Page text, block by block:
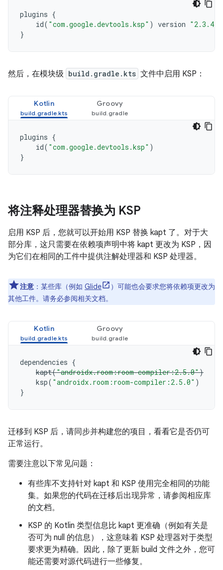
plugins {
id( "com.google.devtools.ksp" ) version "2.3.4"
}
然后，在模块级 build.gradle.kts 文件中启用 KSP：
Kotlin Groovy
plugins {
id( "com.google.devtools.ksp" )
}
将注释处理器替换为 KSP
启用 KSP 后，您就可以开始用 KSP 替换 kapt 了。对于大
部分库，这只需要在依赖项声明中将 kapt 更改为 KSP，因
为它们在相同的工件中提供注解处理器和 KSP 处理器。
注意 ：某些库（例如 Glide
）可能也会要求您将依赖项更改为
其他工件。请务必参阅相关文档。
Kotlin Groovy
dependencies {
kapt("androidx.room:room-compiler:2.5.0")
ksp( "androidx.room:room-compiler:2.5.0" )
}
迁移到 KSP 后，请同步并构建您的项目，看看它是否仍可
正常运行。
需要注意以下常见问题：
有些库不支持针对 kapt 和 KSP 使用完全相同的功能
集。如果您的代码在迁移后出现异常，请参阅相应库
的文档。
KSP 的 Kotlin 类型信息比 kapt 更准确（例如有关是
否可为 null 的信息），这意味着 KSP 处理器对于类型
要求更为精确。因此，除了更新 build 文件之外，您可
能还需要对源代码进行一些修复。